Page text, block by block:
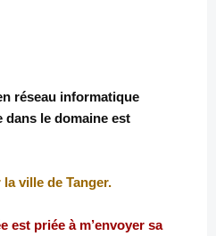
réseau informatique
dans le domaine est
ville de Tanger.
est priée à m’envoyer sa